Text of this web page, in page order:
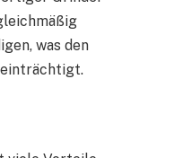
was den